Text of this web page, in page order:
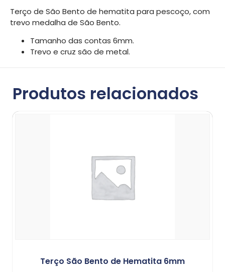
Terço de São Bento de hematita para pescoço, com
trevo medalha de São Bento.
Tamanho das contas 6mm.
Trevo e cruz são de metal.
Produtos relacionados
Terço São Bento de Hematita 6mm